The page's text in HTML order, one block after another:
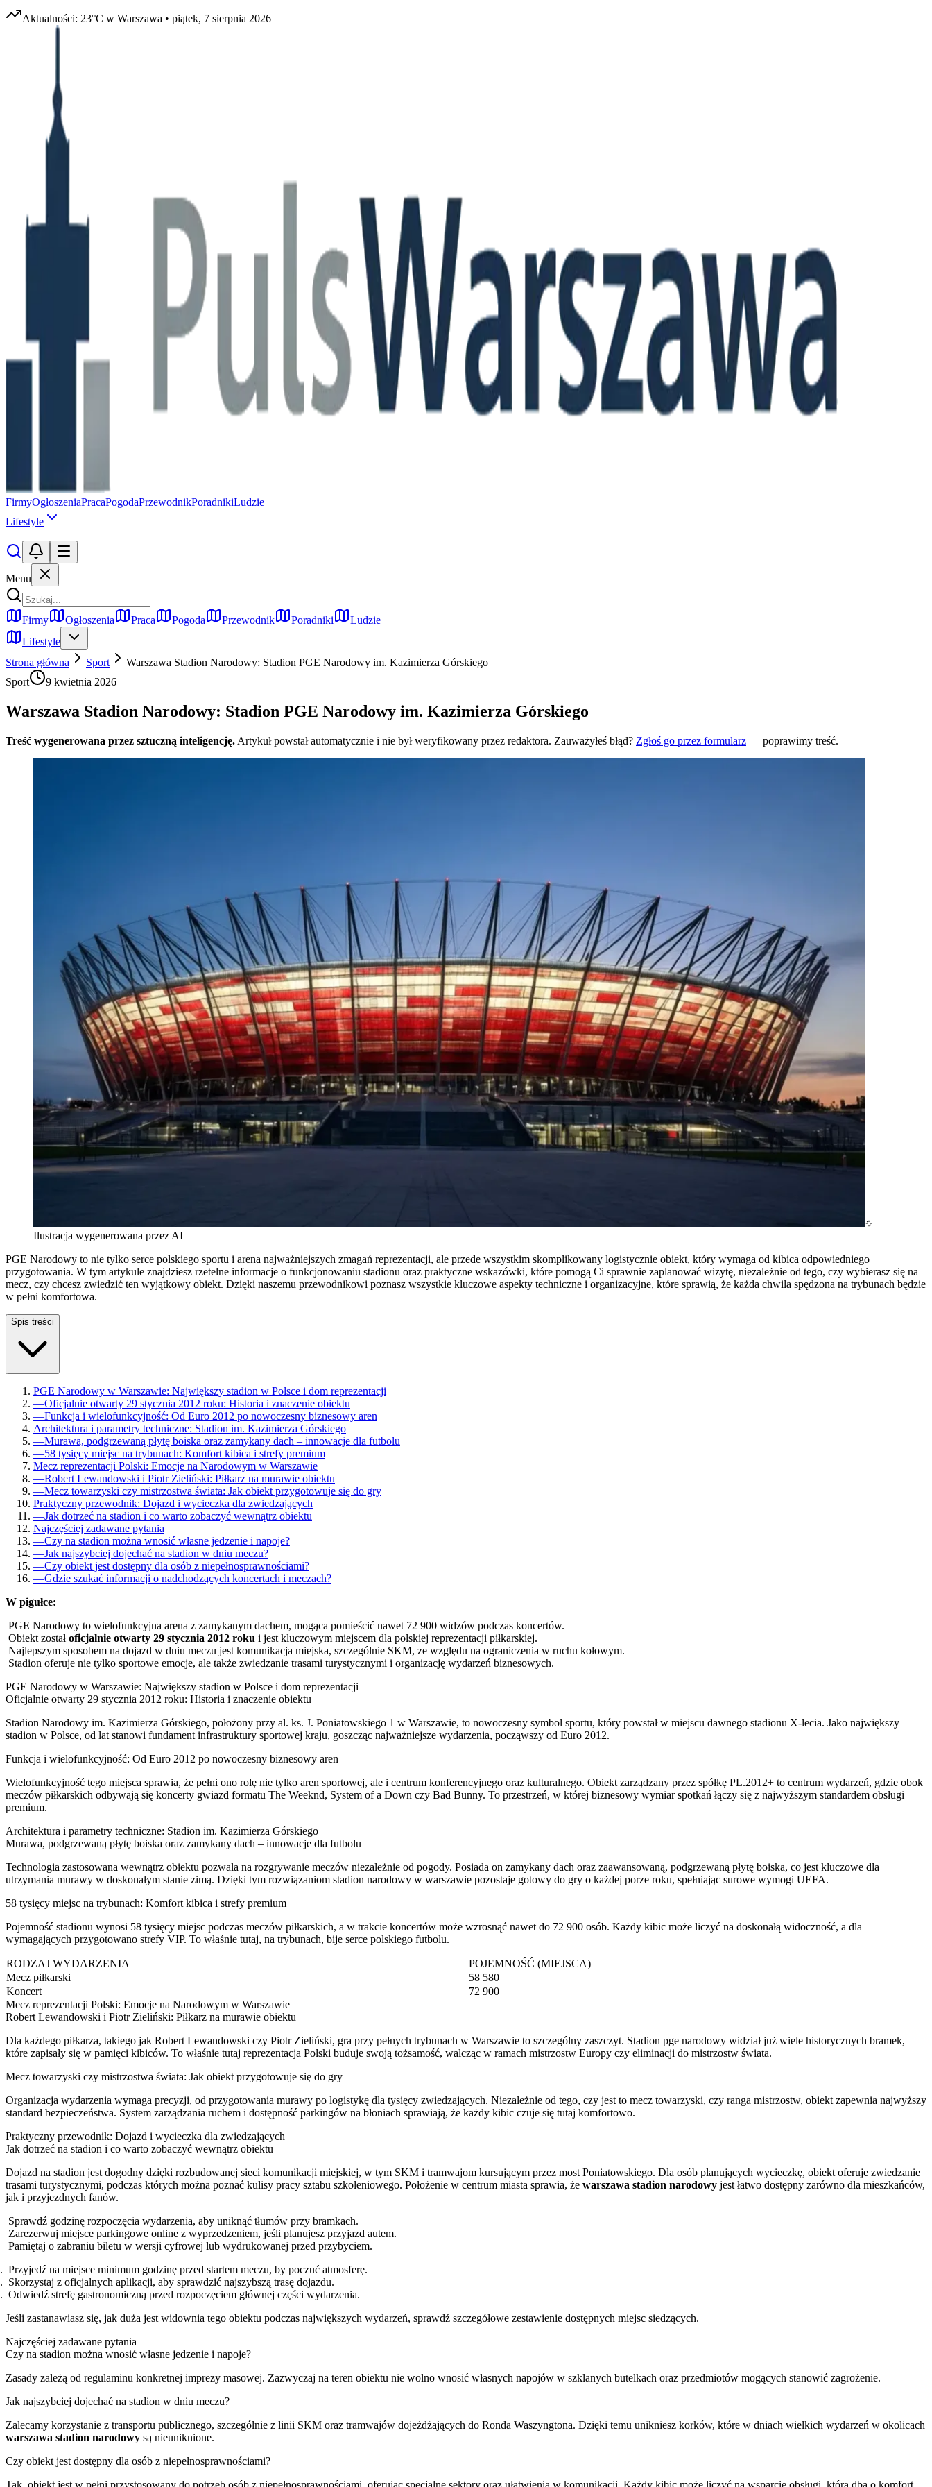
Aktualności: 23°C w Warszawa • piątek, 7 sierpnia 2026
FirmyOgłoszeniaPracaPogodaPrzewodnikPoradnikiLudzie
Lifestyle
Menu
Firmy Ogłoszenia Praca Pogoda Przewodnik Poradniki
Ludzie
Lifestyle
Strona główna
Sport
Warszawa Stadion Narodowy: Stadion PGE Narodowy im. Kazimierza Górskiego
Sport
9 kwietnia 2026
Warszawa Stadion Narodowy: Stadion PGE Narodowy im. Kazimierza Górskiego
Treść wygenerowana przez sztuczną inteligencję. Artykuł powstał automatycznie i nie był weryfikowany przez redaktora. Zauważyłeś błąd? Zgłoś go przez formularz — poprawimy treść.
Ilustracja wygenerowana przez AI
PGE Narodowy to nie tylko serce polskiego sportu i arena najważniejszych zmagań reprezentacji, ale przede wszystkim skomplikowany logistycznie obiekt, który wymaga od kibica odpowiedniego
przygotowania. W tym artykule znajdziesz rzetelne informacje o funkcjonowaniu stadionu oraz praktyczne wskazówki, które pomogą Ci sprawnie zaplanować wizytę, niezależnie od tego, czy wybierasz się na
mecz, czy chcesz zwiedzić ten wyjątkowy obiekt. Dzięki naszemu przewodnikowi poznasz wszystkie kluczowe aspekty techniczne i organizacyjne, które sprawią, że każda chwila spędzona na trybunach będzie
w pełni komfortowa.
Spis treści
PGE Narodowy w Warszawie: Największy stadion w Polsce i dom reprezentacji
—Oficjalnie otwarty 29 stycznia 2012 roku: Historia i znaczenie obiektu
—Funkcja i wielofunkcyjność: Od Euro 2012 po nowoczesny biznesowy aren
Architektura i parametry techniczne: Stadion im. Kazimierza Górskiego
—Murawa, podgrzewaną płytę boiska oraz zamykany dach – innowacje dla futbolu
—58 tysięcy miejsc na trybunach: Komfort kibica i strefy premium
Mecz reprezentacji Polski: Emocje na Narodowym w Warszawie
—Robert Lewandowski i Piotr Zieliński: Piłkarz na murawie obiektu
—Mecz towarzyski czy mistrzostwa świata: Jak obiekt przygotowuje się do gry
Praktyczny przewodnik: Dojazd i wycieczka dla zwiedzających
—Jak dotrzeć na stadion i co warto zobaczyć wewnątrz obiektu
Najczęściej zadawane pytania
—Czy na stadion można wnosić własne jedzenie i napoje?
—Jak najszybciej dojechać na stadion w dniu meczu?
—Czy obiekt jest dostępny dla osób z niepełnosprawnościami?
—Gdzie szukać informacji o nadchodzących koncertach i meczach?
W pigułce:
PGE Narodowy to wielofunkcyjna arena z zamykanym dachem, mogąca pomieścić nawet 72 900 widzów podczas koncertów.
Obiekt zostałoficjalnie otwarty 29 stycznia 2012 roku i jest kluczowym miejscem dla polskiej reprezentacji piłkarskiej.
Najlepszym sposobem na dojazd w dniu meczu jest komunikacja miejska, szczególnie SKM, ze względu na ograniczenia w ruchu kołowym.
Stadion oferuje nie tylko sportowe emocje, ale także zwiedzanie trasami turystycznymi i organizację wydarzeń biznesowych.
PGE Narodowy w Warszawie: Największy stadion w Polsce i dom reprezentacji
Oficjalnie otwarty 29 stycznia 2012 roku: Historia i znaczenie obiektu
Stadion Narodowy im. Kazimierza Górskiego, położony przy al. ks. J. Poniatowskiego 1 w Warszawie, to nowoczesny symbol sportu, który powstał w miejscu dawnego stadionu X-lecia. Jako największy
stadion w Polsce, od lat stanowi fundament infrastruktury sportowej kraju, goszcząc najważniejsze wydarzenia, począwszy od Euro 2012.
Funkcja i wielofunkcyjność: Od Euro 2012 po nowoczesny biznesowy aren
Wielofunkcyjność tego miejsca sprawia, że pełni ono rolę nie tylko aren sportowej, ale i centrum konferencyjnego oraz kulturalnego. Obiekt zarządzany przez spółkę PL.2012+ to centrum wydarzeń, gdzie obok
meczów piłkarskich odbywają się koncerty gwiazd formatu The Weeknd, System of a Down czy Bad Bunny. To przestrzeń, w której biznesowy wymiar spotkań łączy się z najwyższym standardem obsługi
premium.
Architektura i parametry techniczne: Stadion im. Kazimierza Górskiego
Murawa, podgrzewaną płytę boiska oraz zamykany dach – innowacje dla futbolu
Technologia zastosowana wewnątrz obiektu pozwala na rozgrywanie meczów niezależnie od pogody. Posiada on zamykany dach oraz zaawansowaną, podgrzewaną płytę boiska, co jest kluczowe dla
utrzymania murawy w doskonałym stanie zimą. Dzięki tym rozwiązaniom stadion narodowy w warszawie pozostaje gotowy do gry o każdej porze roku, spełniając surowe wymogi UEFA.
58 tysięcy miejsc na trybunach: Komfort kibica i strefy premium
Pojemność stadionu wynosi 58 tysięcy miejsc podczas meczów piłkarskich, a w trakcie koncertów może wzrosnąć nawet do 72 900 osób. Każdy kibic może liczyć na doskonałą widoczność, a dla
wymagających przygotowano strefy VIP. To właśnie tutaj, na trybunach, bije serce polskiego futbolu.
RODZAJ WYDARZENIA
POJEMNOŚĆ (MIEJSCA)
Mecz piłkarski
58 580
Koncert
72 900
Mecz reprezentacji Polski: Emocje na Narodowym w Warszawie
Robert Lewandowski i Piotr Zieliński: Piłkarz na murawie obiektu
Dla każdego piłkarza, takiego jak Robert Lewandowski czy Piotr Zieliński, gra przy pełnych trybunach w Warszawie to szczególny zaszczyt. Stadion pge narodowy widział już wiele historycznych bramek,
które zapisały się w pamięci kibiców. To właśnie tutaj reprezentacja Polski buduje swoją tożsamość, walcząc w ramach mistrzostw Europy czy eliminacji do mistrzostw świata.
Mecz towarzyski czy mistrzostwa świata: Jak obiekt przygotowuje się do gry
Organizacja wydarzenia wymaga precyzji, od przygotowania murawy po logistykę dla tysięcy zwiedzających. Niezależnie od tego, czy jest to mecz towarzyski, czy ranga mistrzostw, obiekt zapewnia najwyższy
standard bezpieczeństwa. System zarządzania ruchem i dostępność parkingów na błoniach sprawiają, że każdy kibic czuje się tutaj komfortowo.
Praktyczny przewodnik: Dojazd i wycieczka dla zwiedzających
Jak dotrzeć na stadion i co warto zobaczyć wewnątrz obiektu
Dojazd na stadion jest dogodny dzięki rozbudowanej sieci komunikacji miejskiej, w tym SKM i tramwajom kursującym przez most Poniatowskiego. Dla osób planujących wycieczkę, obiekt oferuje zwiedzanie
trasami turystycznymi, podczas których można poznać kulisy pracy sztabu szkoleniowego. Położenie w centrum miasta sprawia, że warszawa stadion narodowy jest łatwo dostępny zarówno dla mieszkańców,
jak i przyjezdnych fanów.
Sprawdź godzinę rozpoczęcia wydarzenia, aby uniknąć tłumów przy bramkach.
Zarezerwuj miejsce parkingowe online z wyprzedzeniem, jeśli planujesz przyjazd autem.
Pamiętaj o zabraniu biletu w wersji cyfrowej lub wydrukowanej przed przybyciem.
Przyjedź na miejsce minimum godzinę przed startem meczu, by poczuć atmosferę.
Skorzystaj z oficjalnych aplikacji, aby sprawdzić najszybszą trasę dojazdu.
Odwiedź strefę gastronomiczną przed rozpoczęciem głównej części wydarzenia.
Jeśli zastanawiasz się, jak duża jest widownia tego obiektu podczas największych wydarzeń, sprawdź szczegółowe zestawienie dostępnych miejsc siedzących.
Najczęściej zadawane pytania
Czy na stadion można wnosić własne jedzenie i napoje?
Zasady zależą od regulaminu konkretnej imprezy masowej. Zazwyczaj na teren obiektu nie wolno wnosić własnych napojów w szklanych butelkach oraz przedmiotów mogących stanowić zagrożenie.
Jak najszybciej dojechać na stadion w dniu meczu?
Zalecamy korzystanie z transportu publicznego, szczególnie z linii SKM oraz tramwajów dojeżdżających do Ronda Waszyngtona. Dzięki temu unikniesz korków, które w dniach wielkich wydarzeń w okolicach
warszawa stadion narodowy są nieuniknione.
Czy obiekt jest dostępny dla osób z niepełnosprawnościami?
Tak, obiekt jest w pełni przystosowany do potrzeb osób z niepełnosprawnościami, oferując specjalne sektory oraz ułatwienia w komunikacji. Każdy kibic może liczyć na wsparcie obsługi, która dba o komfort